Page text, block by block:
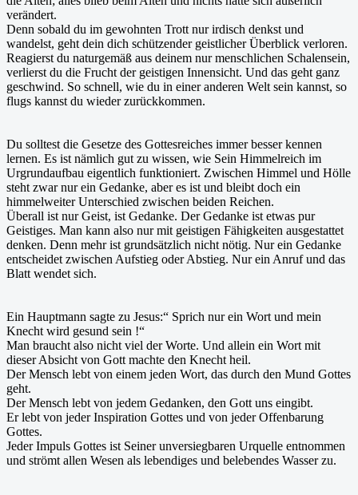
verändert.
Denn sobald du im gewohnten Trott nur irdisch denkst und
wandelst, geht dein dich schützender geistlicher Überblick verloren.
Reagierst du naturgemäß aus deinem nur menschlichen Schalensein,
verlierst du die Frucht der geistigen Innensicht. Und das geht ganz
geschwind. So schnell, wie du in einer anderen Welt sein kannst, so
flugs kannst du wieder zurückkommen.
Du solltest die Gesetze des Gottesreiches immer besser kennen
lernen. Es ist nämlich gut zu wissen, wie Sein Himmelreich im
Urgrundaufbau eigentlich funktioniert. Zwischen Himmel und Hölle
steht zwar nur ein Gedanke, aber es ist und bleibt doch ein
himmelweiter Unterschied zwischen beiden Reichen.
Überall ist nur Geist, ist Gedanke. Der Gedanke ist etwas pur
Geistiges. Man kann also nur mit geistigen Fähigkeiten ausgestattet
denken. Denn mehr ist grundsätzlich nicht nötig. Nur ein Gedanke
entscheidet zwischen Aufstieg oder Abstieg. Nur ein Anruf und das
Blatt wendet sich.
Ein Hauptmann sagte zu Jesus:“ Sprich nur ein Wort und mein
Knecht wird gesund sein !“
Man braucht also nicht viel der Worte. Und allein ein Wort mit
dieser Absicht von Gott machte den Knecht heil.
Der Mensch lebt von einem jeden Wort, das durch den Mund Gottes
geht.
Der Mensch lebt von jedem Gedanken, den Gott uns eingibt.
Er lebt von jeder Inspiration Gottes und von jeder Offenbarung
Gottes.
Jeder Impuls Gottes ist Seiner unversiegbaren Urquelle entnommen
und strömt allen Wesen als lebendiges und belebendes Wasser zu.